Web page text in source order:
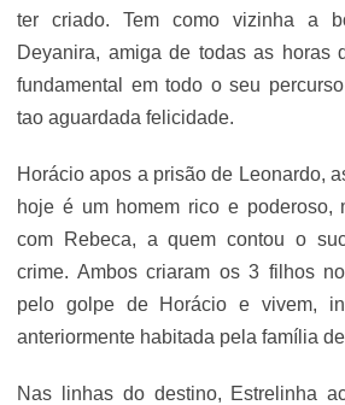
ter criado. Tem como vizinha a
Deyanira, amiga de todas as horas
fundamental em todo o seu
tao aguardada felicidade.
Horácio apos a prisão de Leonardo,
hoje é um homem rico e poderoso,
com Rebeca, a quem contou o
crime. Ambos criaram os 3 filhos
pelo golpe de Horácio e vivem,
anteriormente habitada pela família
Nas linhas do destino, Estrelinha